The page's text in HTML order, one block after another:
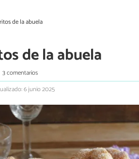
de la abuela
de la abuela
3 comentarios
6 junio 2025